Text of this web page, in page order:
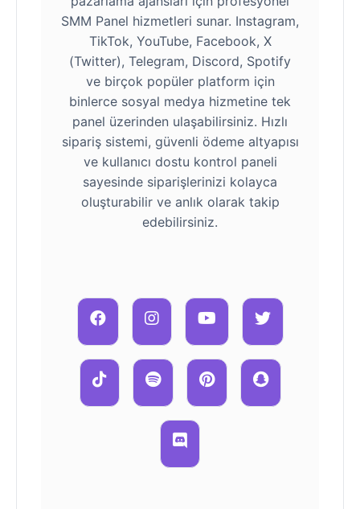
SMM Panel hizmetleri sunar. Instagram,
TikTok, YouTube, Facebook, X
(Twitter), Telegram, Discord, Spotify
ve birçok popüler platform için
binlerce sosyal medya hizmetine tek
panel üzerinden ulaşabilirsiniz. Hızlı
sipariş sistemi, güvenli ödeme altyapısı
ve kullanıcı dostu kontrol paneli
sayesinde siparişlerinizi kolayca
oluşturabilir ve anlık olarak takip
edebilirsiniz.